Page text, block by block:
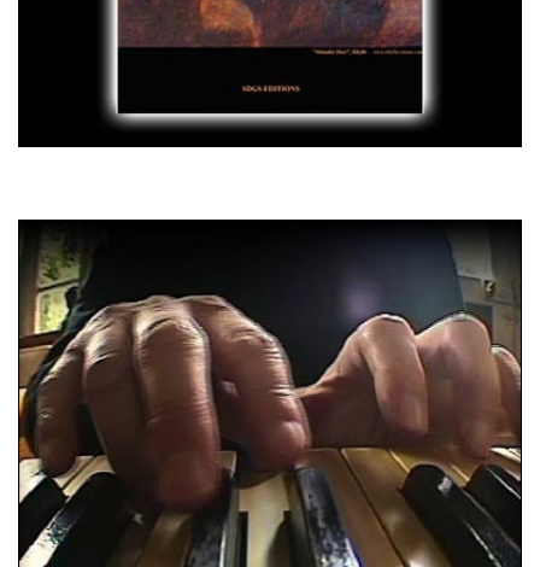
Bach Panther (pour piano)